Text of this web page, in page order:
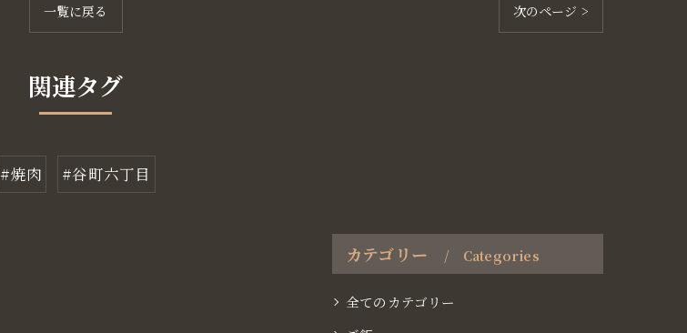
一覧に戻る 次のページ >
関連タグ
#焼肉 #谷町六丁目
カテゴリー Categories
全てのカテゴリー